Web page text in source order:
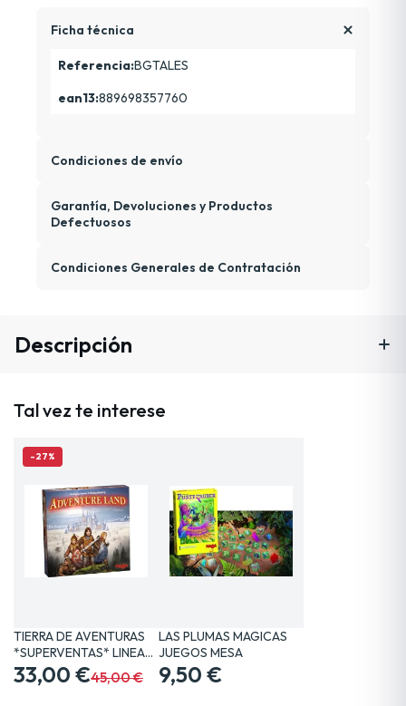
Ficha técnica
Referencia:BGTALES
ean13:889698357760
Condiciones de envío
Garantía, Devoluciones y Productos
Defectuosos
Condiciones Generales de Contratación
Descripción
Tal vez te interese
-27%
TIERRA DE AVENTURAS
*SUPERVENTAS* LINEA…
33,00 €45,00 €
LAS PLUMAS MAGICAS
JUEGOS MESA
9,50 €